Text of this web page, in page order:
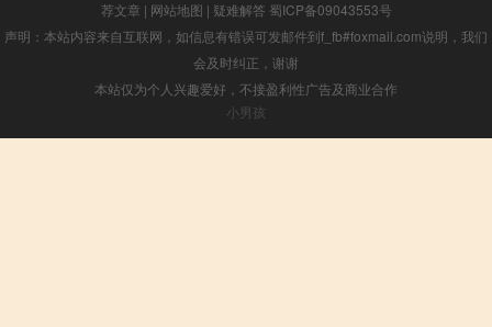
荐文章 | 网站地图 | 疑难解答 蜀ICP备09043553号
声明：本站内容来自互联网，如信息有错误可发邮件到f_fb#foxmail.com说明，我们
会及时纠正，谢谢
本站仅为个人兴趣爱好，不接盈利性广告及商业合作
小男孩